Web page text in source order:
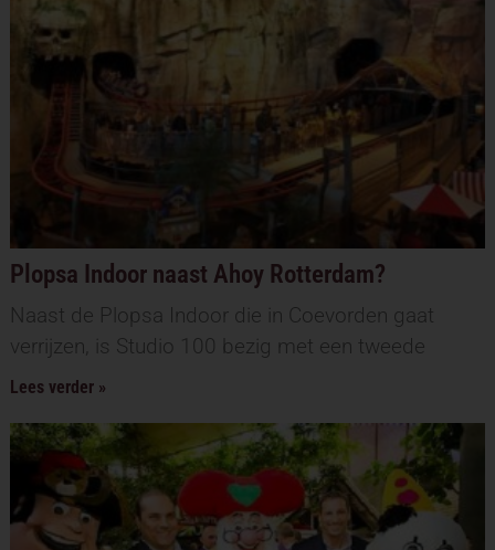
Plopsa Indoor naast Ahoy Rotterdam?
Naast de Plopsa Indoor die in Coevorden gaat
verrijzen, is Studio 100 bezig met een tweede
Lees verder »